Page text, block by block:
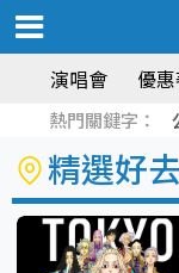
演唱會 優
熱門關鍵字：
精選好